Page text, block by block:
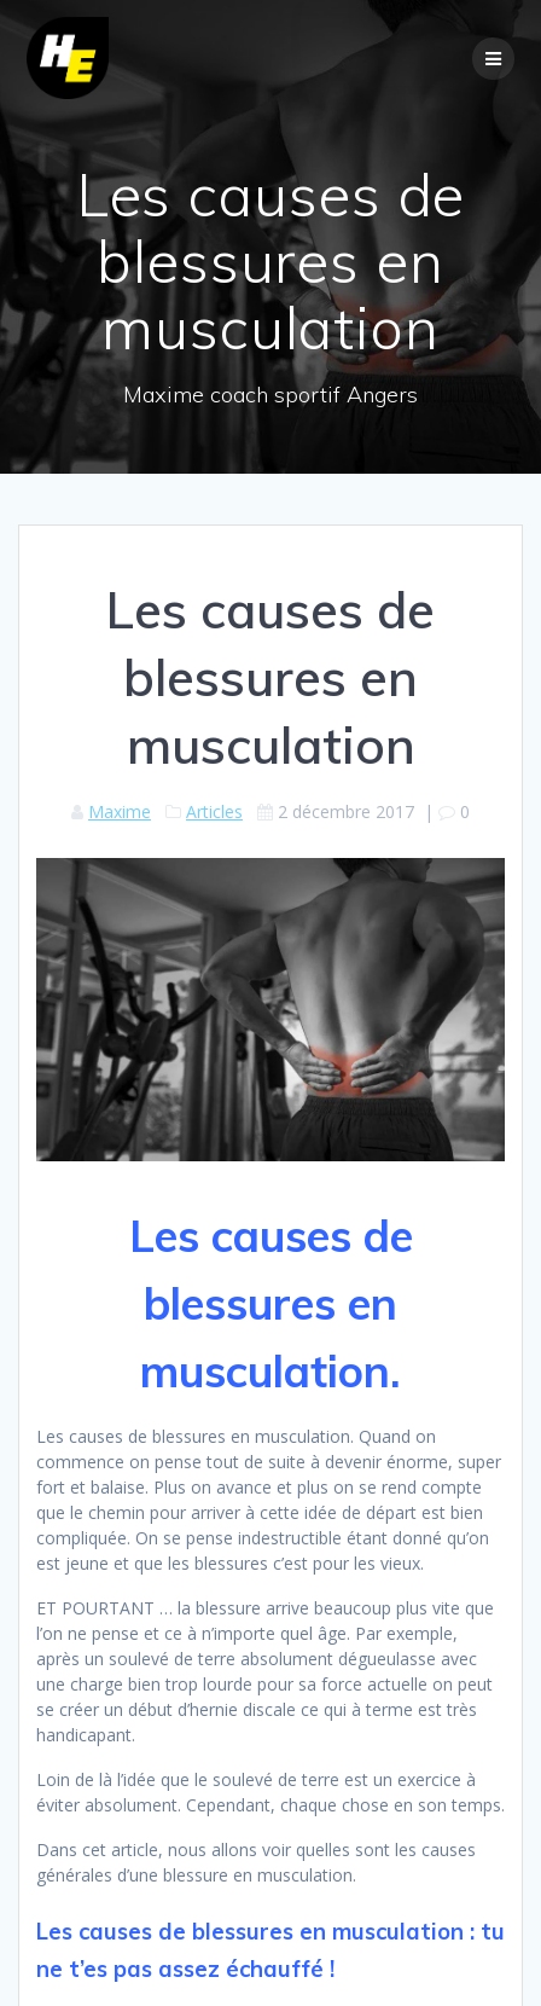
Les causes de
blessures en
musculation
Maxime coach sportif Angers
Les causes de
blessures en
musculation
Maxime Articles 2 décembre 2017 | 0
Les causes de
blessures en
musculation.
Les causes de blessures en musculation. Quand on
commence on pense tout de suite à devenir énorme, super
fort et balaise. Plus on avance et plus on se rend compte
que le chemin pour arriver à cette idée de départ est bien
compliquée. On se pense indestructible étant donné qu’on
est jeune et que les blessures c’est pour les vieux.
ET POURTANT … la blessure arrive beaucoup plus vite que
l’on ne pense et ce à n’importe quel âge. Par exemple,
après un soulevé de terre absolument dégueulasse avec
une charge bien trop lourde pour sa force actuelle on peut
se créer un début d’hernie discale ce qui à terme est très
handicapant.
Loin de là l’idée que le soulevé de terre est un exercice à
éviter absolument. Cependant, chaque chose en son temps.
Dans cet article, nous allons voir quelles sont les causes
générales d’une blessure en musculation.
Les causes de blessures en musculation : tu
ne t’es pas assez échauffé !